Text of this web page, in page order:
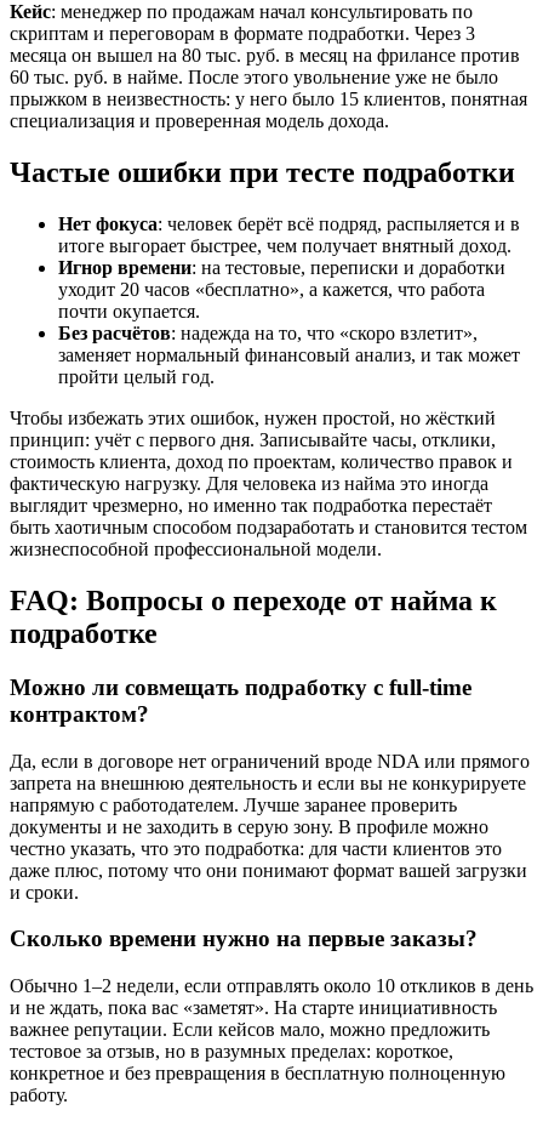
Кейс: менеджер по продажам начал консультировать по
скриптам и переговорам в формате подработки. Через 3
месяца он вышел на 80 тыс. руб. в месяц на фрилансе против
60 тыс. руб. в найме. После этого увольнение уже не было
прыжком в неизвестность: у него было 15 клиентов, понятная
специализация и проверенная модель дохода.
Частые ошибки при тесте подработки
Нет фокуса: человек берёт всё подряд, распыляется и в
итоге выгорает быстрее, чем получает внятный доход.
Игнор времени: на тестовые, переписки и доработки
уходит 20 часов «бесплатно», а кажется, что работа
почти окупается.
Без расчётов: надежда на то, что «скоро взлетит»,
заменяет нормальный финансовый анализ, и так может
пройти целый год.
Чтобы избежать этих ошибок, нужен простой, но жёсткий
принцип: учёт с первого дня. Записывайте часы, отклики,
стоимость клиента, доход по проектам, количество правок и
фактическую нагрузку. Для человека из найма это иногда
выглядит чрезмерно, но именно так подработка перестаёт
быть хаотичным способом подзаработать и становится тестом
жизнеспособной профессиональной модели.
FAQ: Вопросы о переходе от найма к
подработке
Можно ли совмещать подработку с full-time
контрактом?
Да, если в договоре нет ограничений вроде NDA или прямого
запрета на внешнюю деятельность и если вы не конкурируете
напрямую с работодателем. Лучше заранее проверить
документы и не заходить в серую зону. В профиле можно
честно указать, что это подработка: для части клиентов это
даже плюс, потому что они понимают формат вашей загрузки
и сроки.
Сколько времени нужно на первые заказы?
Обычно 1–2 недели, если отправлять около 10 откликов в день
и не ждать, пока вас «заметят». На старте инициативность
важнее репутации. Если кейсов мало, можно предложить
тестовое за отзыв, но в разумных пределах: короткое,
конкретное и без превращения в бесплатную полноценную
работу.